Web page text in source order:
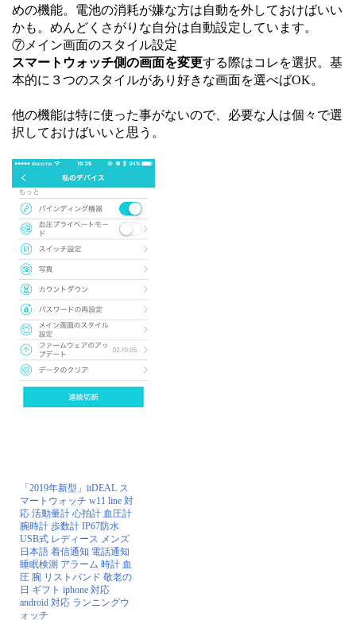
めの機能。電池の消耗が嫌な方は自動を外しておけばいい
かも。めんどくさがりな自分は自動設定しています。
⑦メイン画面のスタイル設定
スマートウォッチ側の画面を変更する際はコレを選択。基
本的に３つのスタイルがあり好きな画面を選べばOK。
他の機能は特に使った事がないので、必要な人は個々で選
択しておけばいいと思う。
「2019年新型」itDEAL ス
マートウォッチ w11 line 対
応 活動量計 心拍計 血圧計
腕時計 歩数計 IP67防水
USB式 レディース メンズ
日本語 着信通知 電話通知
睡眠検測 アラーム 時計 血
圧 腕 リストバンド 敬老の
日 ギフト iphone 対応
android 対応 ランニングウ
ォッチ